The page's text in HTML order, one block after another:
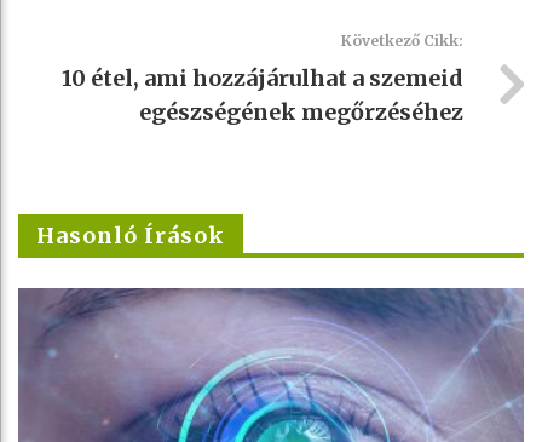
Következő Cikk:
10 étel, ami hozzájárulhat a szemeid
egészségének megőrzéséhez
Hasonló Írások